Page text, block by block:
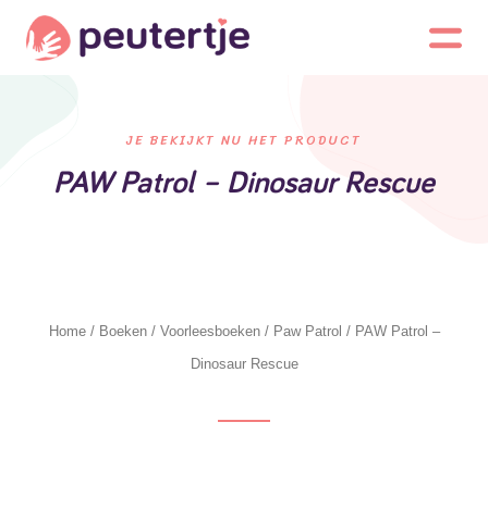
JE BEKIJKT NU HET PRODUCT
PAW Patrol – Dinosaur Rescue
Home/ Boeken/ Voorleesboeken/ Paw Patrol / PAW Patrol –
Dinosaur Rescue